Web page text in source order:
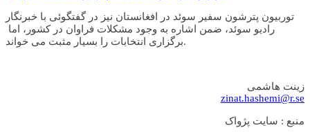
توربیون پترشون سفیر سوئد در افغانستان نیز در گفتگوئی با خبرنگار
رادیو سوئد، ضمن اشاره به وجود مشکلات فراوان در کشور، اما
برگزاری انتخابات را بسیار مثبت می خواند.
زینت هاشمی
zinat.hashemi@r.se
منبع : سايت پژواک